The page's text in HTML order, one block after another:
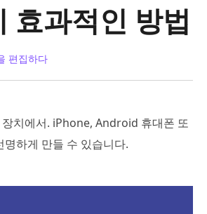
효과적인 방법
편집하다
장치에서. iPhone, Android 휴대폰 또
하게 만들 수 있습니다.